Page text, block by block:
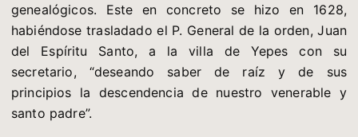
genealógicos. Este en concreto se hizo en 1628,
habiéndose trasladado el P. General de la orden, Juan
del Espíritu Santo, a la villa de Yepes con su
secretario, “deseando saber de raíz y de sus
principios la descendencia de nuestro venerable y
santo padre”.